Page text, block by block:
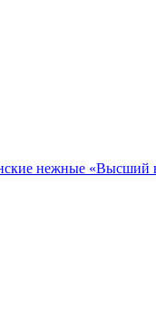
нежные «Высший